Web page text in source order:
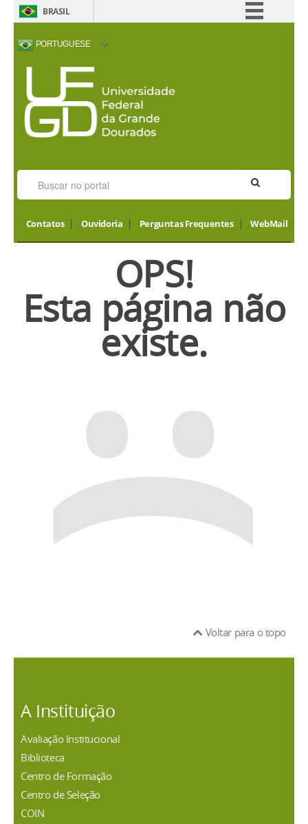
BRASIL
PORTUGUESE
ACESSIBILIDADE ALTO CONTRASTE
VISITORS
Contatos Ouvidoria Perguntas Frequentes WebMail
OPS!
Esta página não
existe.
Voltar para o topo
A Instituição
Avaliação Institucional
Biblioteca
Centro de Formação
Centro de Seleção
COIN